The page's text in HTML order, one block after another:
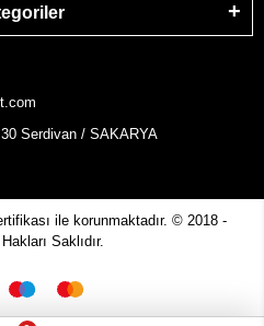
Serdivan / SAKARYA
ile korunmaktadır. © 2018 -
Saklıdır.